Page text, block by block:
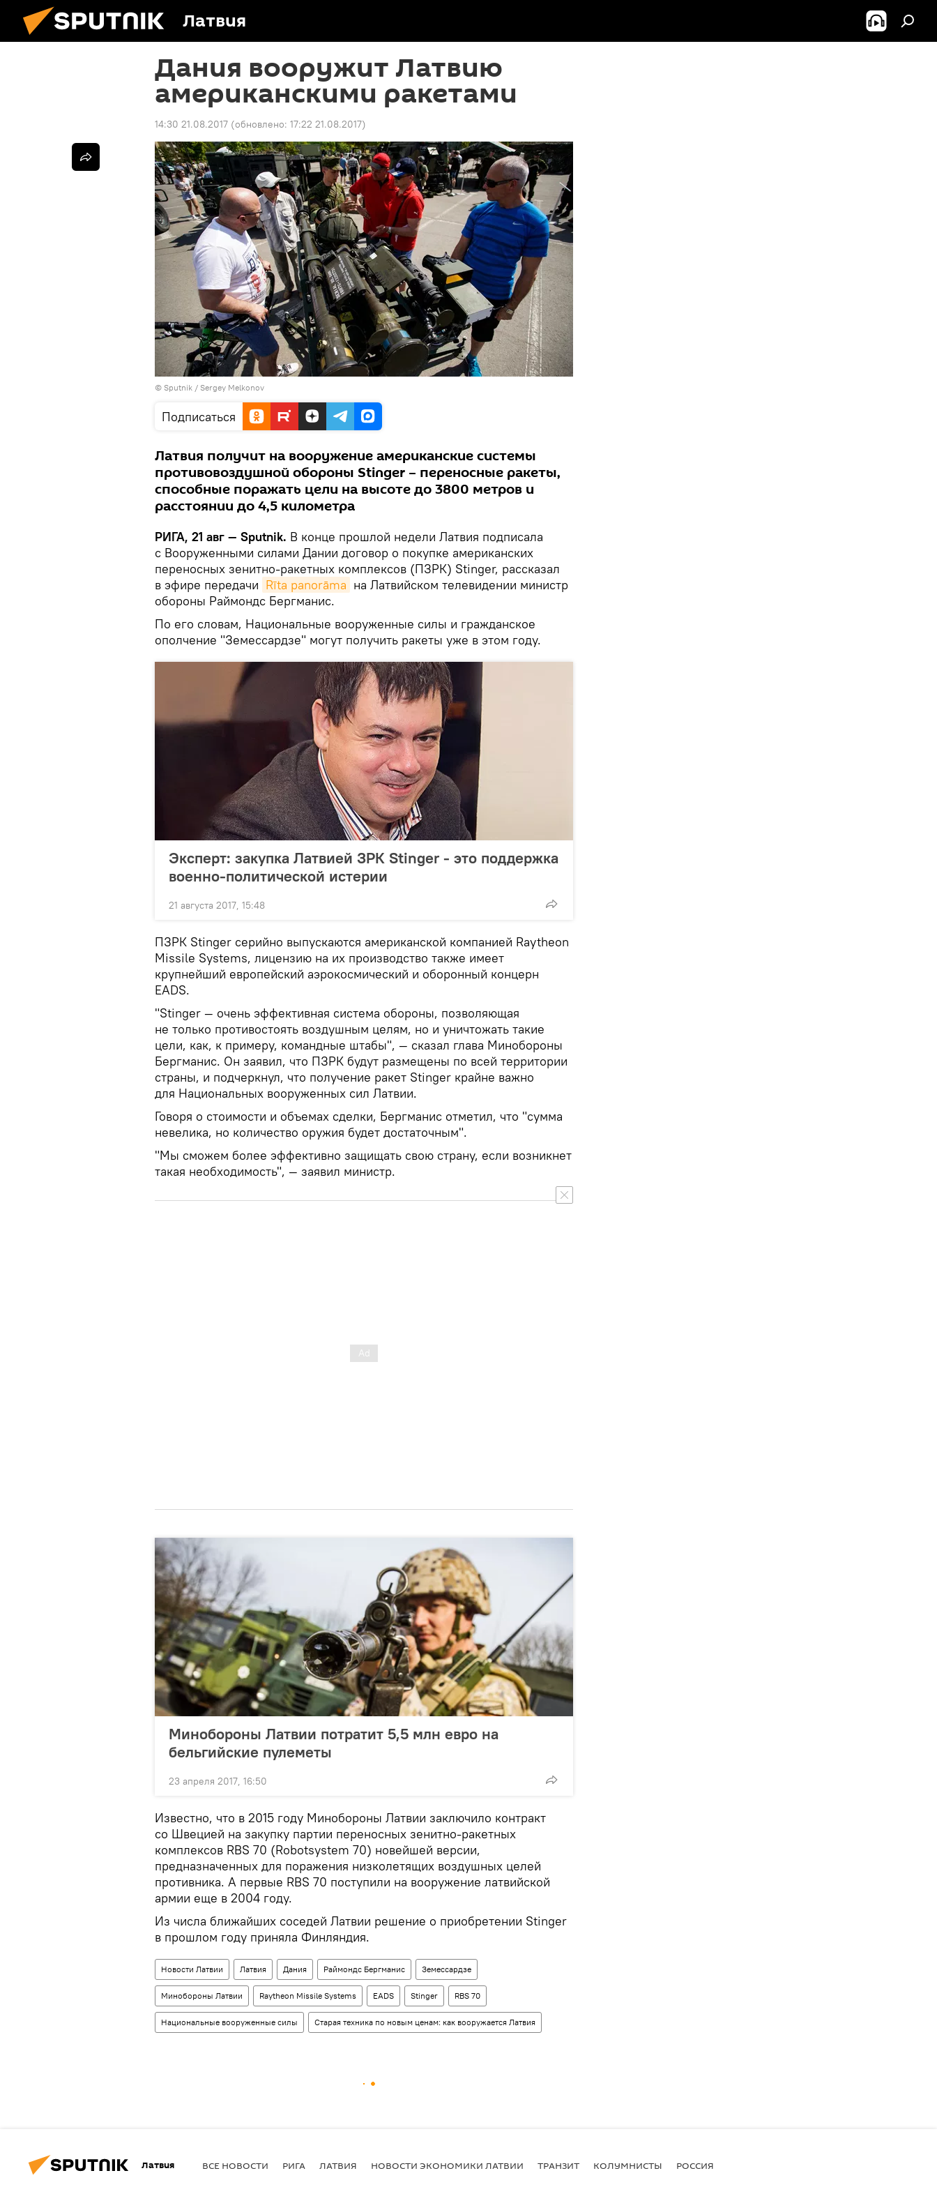
Латвия
Дания вооружит Латвию
американскими ракетами
14:30 21.08.2017 (обновлено: 17:22 21.08.2017)
© Sputnik / Sergey Melkonov
Подписаться
Латвия получит на вооружение американские системы
противовоздушной обороны Stinger – переносные ракеты,
способные поражать цели на высоте до 3800 метров и
расстоянии до 4,5 километра
РИГА, 21 авг — Sputnik. В конце прошлой недели Латвия подписала
с Вооруженными силами Дании договор о покупке американских
переносных зенитно-ракетных комплексов (ПЗРК) Stinger, рассказал
в эфире передачи Rīta panorāma на Латвийском телевидении министр
обороны Раймондс Бергманис.
По его словам, Национальные вооруженные силы и гражданское
ополчение "Земессардзе" могут получить ракеты уже в этом году.
Эксперт: закупка Латвией ЗРК Stinger - это поддержка
военно-политической истерии
21 августа 2017, 15:48
ПЗРК Stinger серийно выпускаются американской компанией Raytheon
Missile Systems, лицензию на их производство также имеет
крупнейший европейский аэрокосмический и оборонный концерн
EADS.
"Stinger — очень эффективная система обороны, позволяющая
не только противостоять воздушным целям, но и уничтожать такие
цели, как, к примеру, командные штабы", — сказал глава Минобороны
Бергманис. Он заявил, что ПЗРК будут размещены по всей территории
страны, и подчеркнул, что получение ракет Stinger крайне важно
для Национальных вооруженных сил Латвии.
Говоря о стоимости и объемах сделки, Бергманис отметил, что "сумма
невелика, но количество оружия будет достаточным".
"Мы сможем более эффективно защищать свою страну, если возникнет
такая необходимость", — заявил министр.
Минобороны Латвии потратит 5,5 млн евро на
бельгийские пулеметы
23 апреля 2017, 16:50
Известно, что в 2015 году Минобороны Латвии заключило контракт
со Швецией на закупку партии переносных зенитно-ракетных
комплексов RBS 70 (Robotsystem 70) новейшей версии,
предназначенных для поражения низколетящих воздушных целей
противника. А первые RBS 70 поступили на вооружение латвийской
армии еще в 2004 году.
Из числа ближайших соседей Латвии решение о приобретении Stinger
в прошлом году приняла Финляндия.
Новости Латвии Латвия Дания Раймондс Бергманис Земессардзе
Минобороны Латвии Raytheon Missile Systems EADS Stinger RBS 70
Национальные вооруженные силы Старая техника по новым ценам: как вооружается Латвия
Латвия ВСЕ НОВОСТИ РИГА ЛАТВИЯ НОВОСТИ ЭКОНОМИКИ ЛАТВИИ ТРАНЗИТ КОЛУМНИСТЫ РОССИЯ